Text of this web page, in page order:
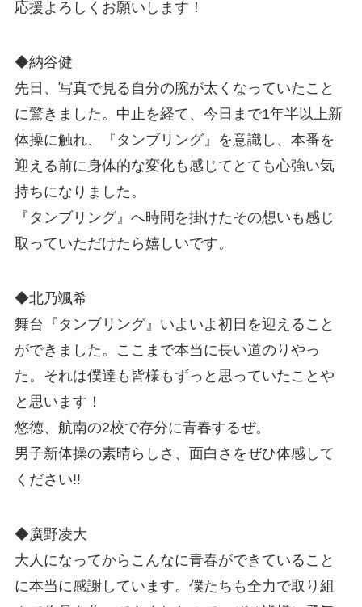
応援よろしくお願いします！
◆納谷健
先日、写真で見る自分の腕が太くなっていたこと
に驚きました。中止を経て、今日まで1年半以上新
体操に触れ、『タンブリング』を意識し、本番を
迎える前に身体的な変化も感じてとても心強い気
持ちになりました。
『タンブリング』へ時間を掛けたその想いも感じ
取っていただけたら嬉しいです。
◆北乃颯希
舞台『タンブリング』いよいよ初日を迎えること
ができました。ここまで本当に長い道のりやっ
た。それは僕達も皆様もずっと思っていたことや
と思います！
悠徳、航南の2校で存分に青春するぜ。
男子新体操の素晴らしさ、面白さをぜひ体感して
ください!!
◆廣野凌大
大人になってからこんなに青春ができていること
に本当に感謝しています。僕たちも全力で取り組